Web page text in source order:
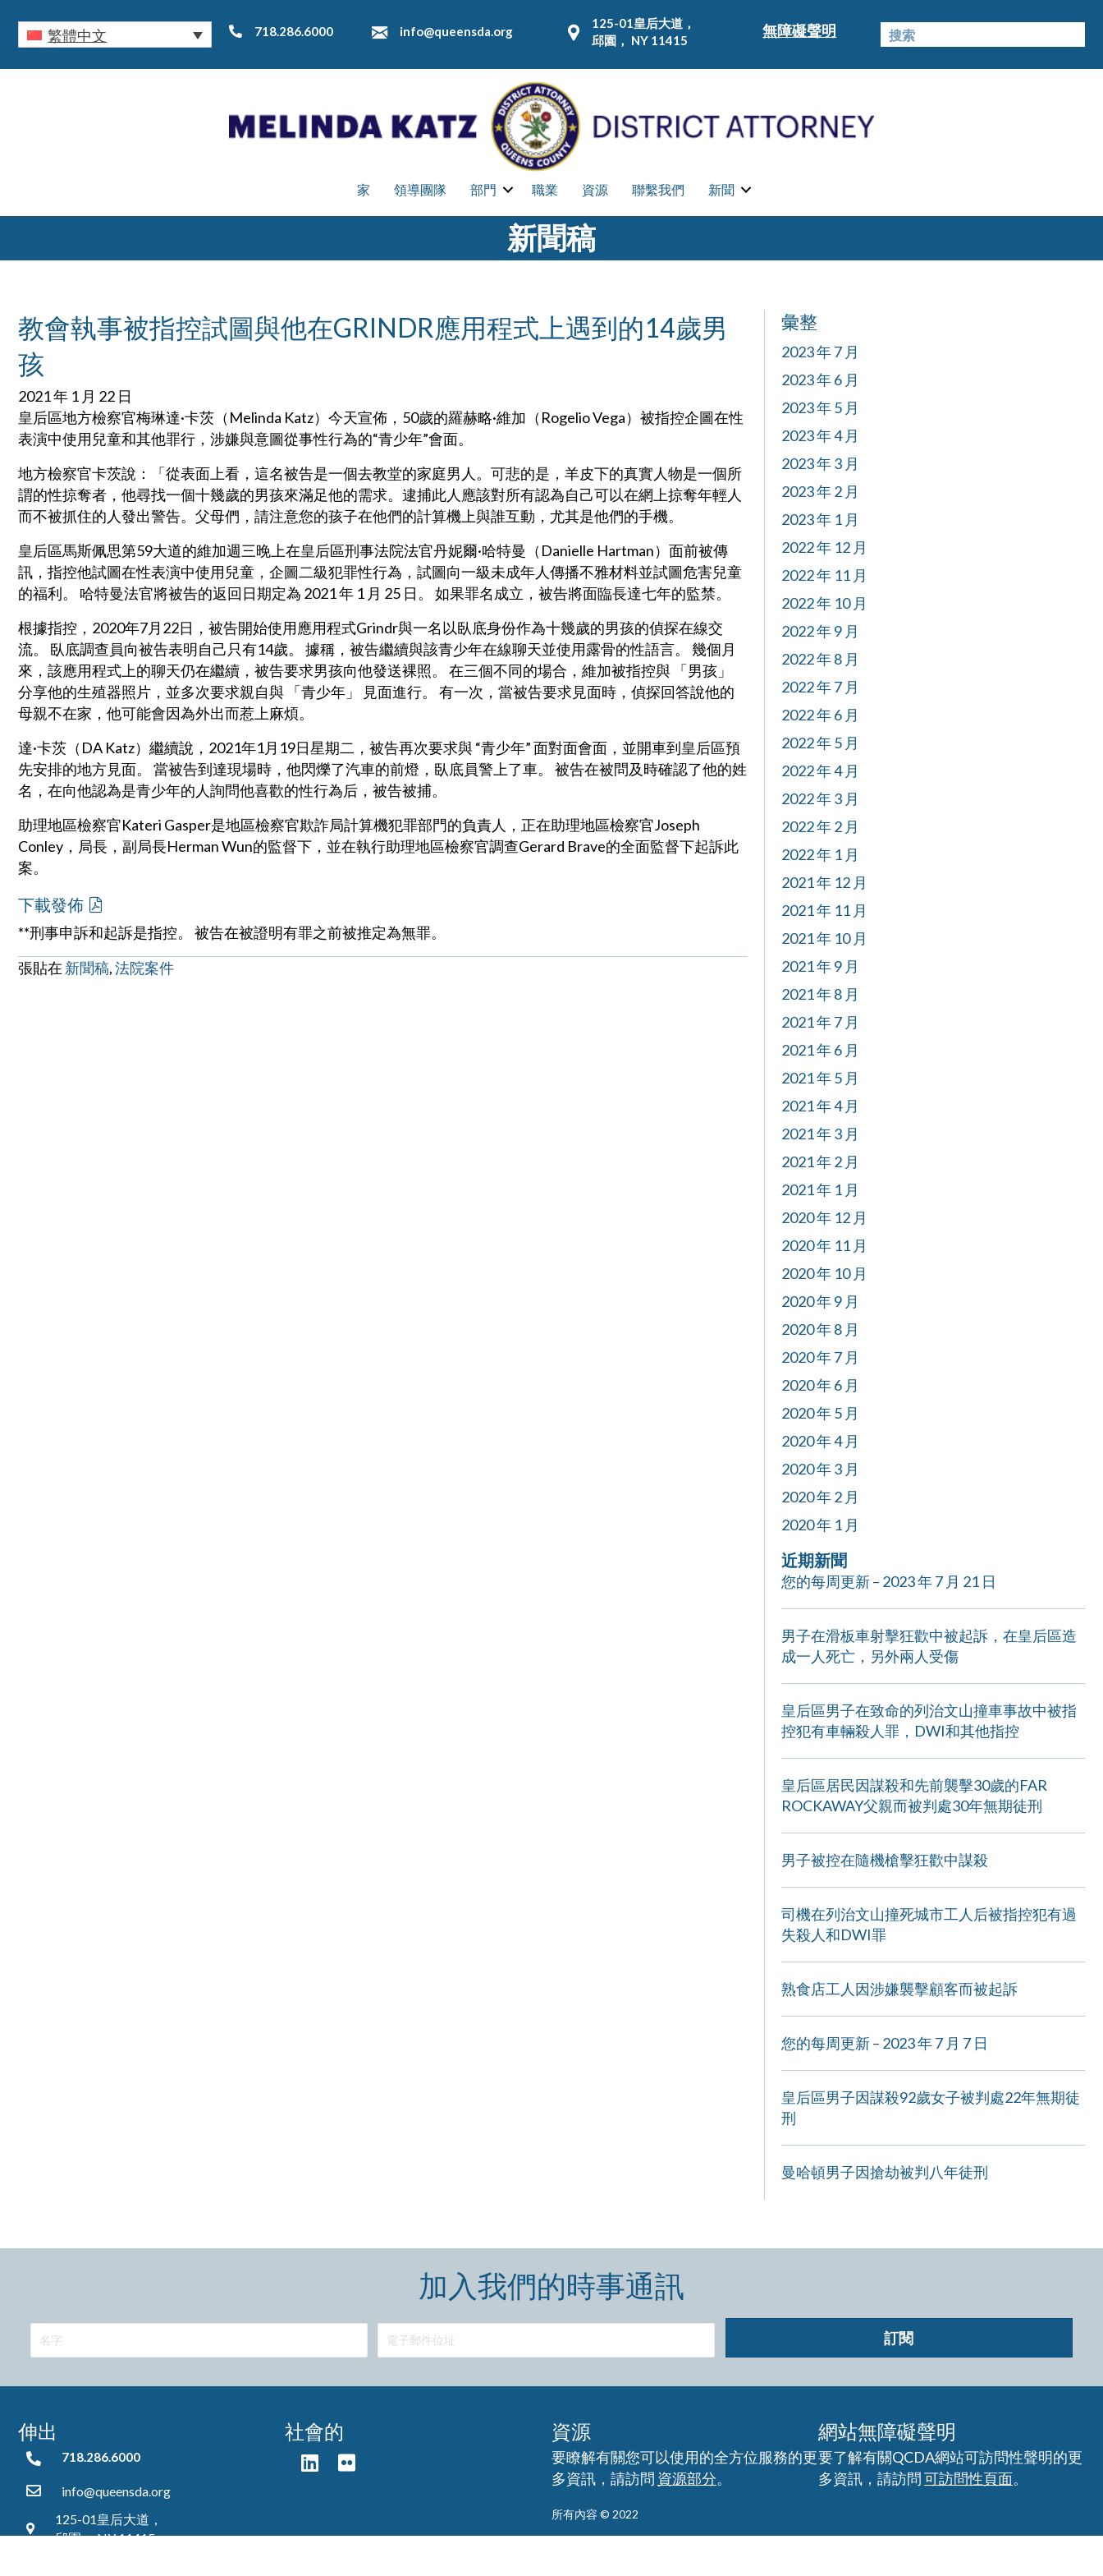
繁體中文 718.286.6000 info@queensda.org
125-01皇后大道，
邱園， NY 11415
無障礙聲明
家 領導團隊 部門 職業 資源 聯繫我們 新聞
新聞稿
教會執事被指控試圖與他在GRINDR應用程式上遇到的14歲男
孩
2021 年 1 月 22 日
皇后區地方檢察官梅琳達·卡茨（Melinda Katz）今天宣佈，50歲的羅赫略·維加（Rogelio Vega）被指控企圖在性
表演中使用兒童和其他罪行，涉嫌與意圖從事性行為的“青少年”會面。
地方檢察官卡茨說：「從表面上看，這名被告是一個去教堂的家庭男人。可悲的是，羊皮下的真實人物是一個所
謂的性掠奪者，他尋找一個十幾歲的男孩來滿足他的需求。逮捕此人應該對所有認為自己可以在網上掠奪年輕人
而不被抓住的人發出警告。父母們，請注意您的孩子在他們的計算機上與誰互動，尤其是他們的手機。
皇后區馬斯佩思第59大道的維加週三晚上在皇后區刑事法院法官丹妮爾·哈特曼（Danielle Hartman）面前被傳
訊，指控他試圖在性表演中使用兒童，企圖二級犯罪性行為，試圖向一級未成年人傳播不雅材料並試圖危害兒童
的福利。 哈特曼法官將被告的返回日期定為 2021 年 1 月 25 日。 如果罪名成立，被告將面臨長達七年的監禁。
根據指控，2020年7月22日，被告開始使用應用程式Grindr與一名以臥底身份作為十幾歲的男孩的偵探在線交
流。 臥底調查員向被告表明自己只有14歲。 據稱，被告繼續與該青少年在線聊天並使用露骨的性語言。 幾個月
來，該應用程式上的聊天仍在繼續，被告要求男孩向他發送裸照。 在三個不同的場合，維加被指控與 「男孩」
分享他的生殖器照片，並多次要求親自與 「青少年」 見面進行。 有一次，當被告要求見面時，偵探回答說他的
母親不在家，他可能會因為外出而惹上麻煩。
達·卡茨（DA Katz）繼續說，2021年1月19日星期二，被告再次要求與 “青少年” 面對面會面，並開車到皇后區預
先安排的地方見面。 當被告到達現場時，他閃爍了汽車的前燈，臥底員警上了車。 被告在被問及時確認了他的姓
名，在向他認為是青少年的人詢問他喜歡的性行為后，被告被捕。
助理地區檢察官Kateri Gasper是地區檢察官欺詐局計算機犯罪部門的負責人，正在助理地區檢察官Joseph
Conley，局長，副局長Herman Wun的監督下，並在執行助理地區檢察官調查Gerard Brave的全面監督下起訴此
案。
下載發佈
**刑事申訴和起訴是指控。 被告在被證明有罪之前被推定為無罪。
張貼在 新聞稿,法院案件
彙整
2023 年 7 月
2023 年 6 月
2023 年 5 月
2023 年 4 月
2023 年 3 月
2023 年 2 月
2023 年 1 月
2022 年 12 月
2022 年 11 月
2022 年 10 月
2022 年 9 月
2022 年 8 月
2022 年 7 月
2022 年 6 月
2022 年 5 月
2022 年 4 月
2022 年 3 月
2022 年 2 月
2022 年 1 月
2021 年 12 月
2021 年 11 月
2021 年 10 月
2021 年 9 月
2021 年 8 月
2021 年 7 月
2021 年 6 月
2021 年 5 月
2021 年 4 月
2021 年 3 月
2021 年 2 月
2021 年 1 月
2020 年 12 月
2020 年 11 月
2020 年 10 月
2020 年 9 月
2020 年 8 月
2020 年 7 月
2020 年 6 月
2020 年 5 月
2020 年 4 月
2020 年 3 月
2020 年 2 月
2020 年 1 月
近期新聞
您的每周更新 – 2023 年 7 月 21 日
男子在滑板車射擊狂歡中被起訴，在皇后區造
成一人死亡，另外兩人受傷
皇后區男子在致命的列治文山撞車事故中被指
控犯有車輛殺人罪，DWI和其他指控
皇后區居民因謀殺和先前襲擊30歲的FAR
ROCKAWAY父親而被判處30年無期徒刑
男子被控在隨機槍擊狂歡中謀殺
司機在列治文山撞死城市工人后被指控犯有過
失殺人和DWI罪
熟食店工人因涉嫌襲擊顧客而被起訴
您的每周更新 – 2023 年 7 月 7 日
皇后區男子因謀殺92歲女子被判處22年無期徒
刑
曼哈頓男子因搶劫被判八年徒刑
加入我們的時事通訊
訂閱
伸出
718.286.6000
718.286.6000
info@queensda.org
125-01皇后大道，
邱園， NY 11415
社會的 資源
要瞭解有關您可以使用的全方位服務的更
多資訊，請訪問 資源部分。
所有內容 © 2022
網站無障礙聲明
要了解有關QCDA網站可訪問性聲明的更
多資訊，請訪問可訪問性頁面。